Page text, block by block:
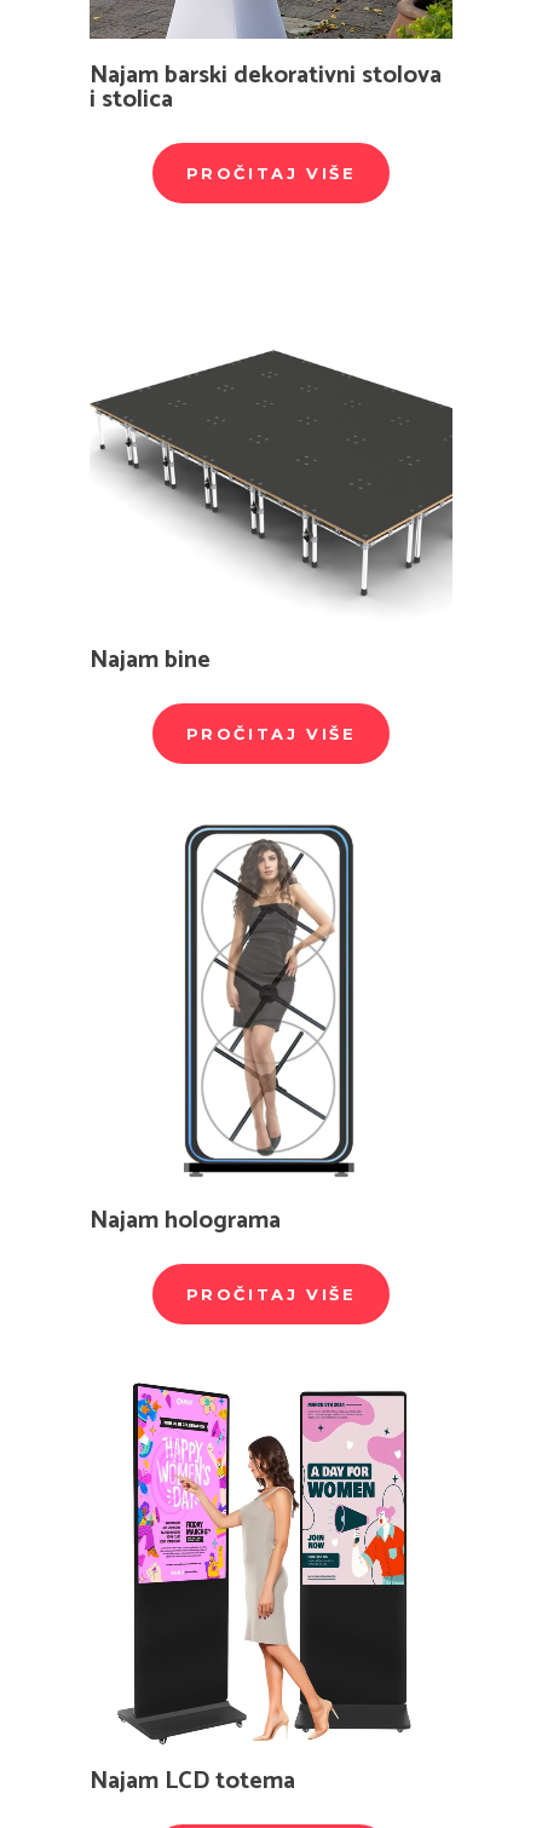
Najam barski dekorativni stolova
i stolica
PROČITAJ VIŠE
Najam bine
PROČITAJ VIŠE
Najam holograma
PROČITAJ VIŠE
Najam LCD totema